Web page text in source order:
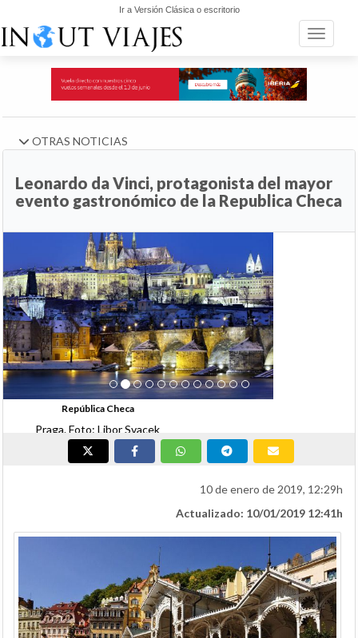
Ir a Versión Clásica o escritorio
Toggle
OTRAS NOTICIAS
Leonardo da Vinci, protagonista del mayor
evento gastronómico de la Republica Checa
Four Seasons
10 de enero de 2019, 12:29h
Actualizado: 10/01/2019 12:41h